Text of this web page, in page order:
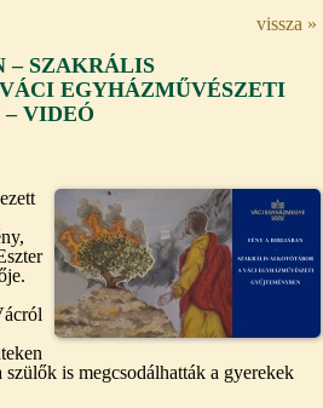
vissza »
– SZAKRÁLIS
EGYHÁZMŰVÉSZETI
VIDEÓ
is megcsodálhatták a gyerekek